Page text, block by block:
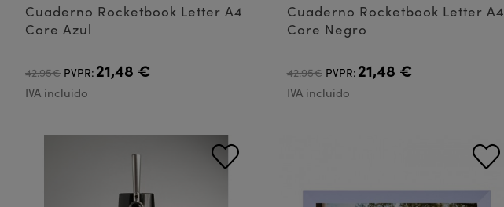
Cuaderno Rocketbook Letter A4
Core Azul
42.95€ PVPR: 21,48 €
IVA incluido
Cuaderno Rocketbook Letter A4
Core Negro
42.95€ PVPR: 21,48 €
IVA incluido